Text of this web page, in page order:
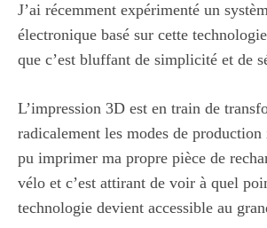
J’ai récemment expérimenté un
électronique basé sur cette
que c’est bluffant de simplicité et de
L’impression 3D est en train de
radicalement les modes de
pu imprimer ma propre pièce de
vélo et c’est attirant de voir à quel
technologie devient accessible au